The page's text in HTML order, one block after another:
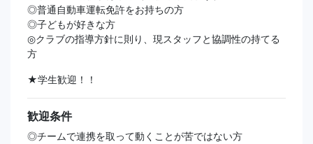
◎普通自動車運転免許をお持ちの方
◎子どもが好きな方
◎クラブの指導方針に則り、現スタッフと協調性の持てる
方
★学生歓迎！！
歓迎条件
◎チームで連携を取って動くことが苦ではない方